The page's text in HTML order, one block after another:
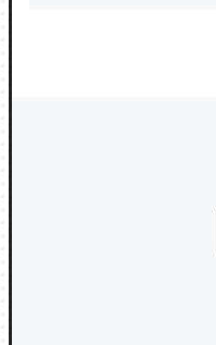
ちょうど同じ理由で
きる。一生で親と会
を実質100倍以上に伸